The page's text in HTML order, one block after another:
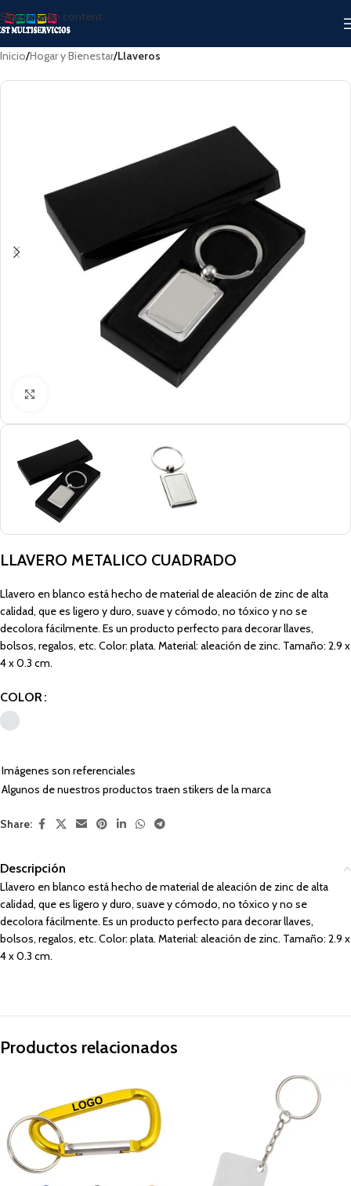
Skip to main content
Inicio Hogar y Bienestar Llaveros
LLAVERO METALICO CUADRADO
Llavero en blanco está hecho de material de aleación de zinc de alta
calidad, que es ligero y duro, suave y cómodo, no tóxico y no se
decolora fácilmente. Es un producto perfecto para decorar llaves,
bolsos, regalos, etc. Color: plata. Material: aleación de zinc. Tamaño: 2.9 x
4 x 0.3 cm.
COLOR
Imágenes son referenciales
Algunos de nuestros productos traen stikers de la marca
Share:
Descripción
Llavero en blanco está hecho de material de aleación de zinc de alta
calidad, que es ligero y duro, suave y cómodo, no tóxico y no se
decolora fácilmente. Es un producto perfecto para decorar llaves,
bolsos, regalos, etc. Color: plata. Material: aleación de zinc. Tamaño: 2.9 x
4 x 0.3 cm.
Productos relacionados